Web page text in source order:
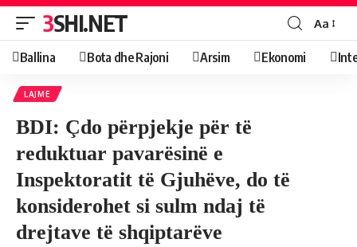
3SHI.NET Aa
Ballina Bota dhe Rajoni Arsim Ekonomi
LAJME
BDI: Çdo përpjekje për të
reduktuar pavarësinë e
Inspektoratit të Gjuhëve, do të
konsiderohet si sulm ndaj të
drejtave të shqiptarëve